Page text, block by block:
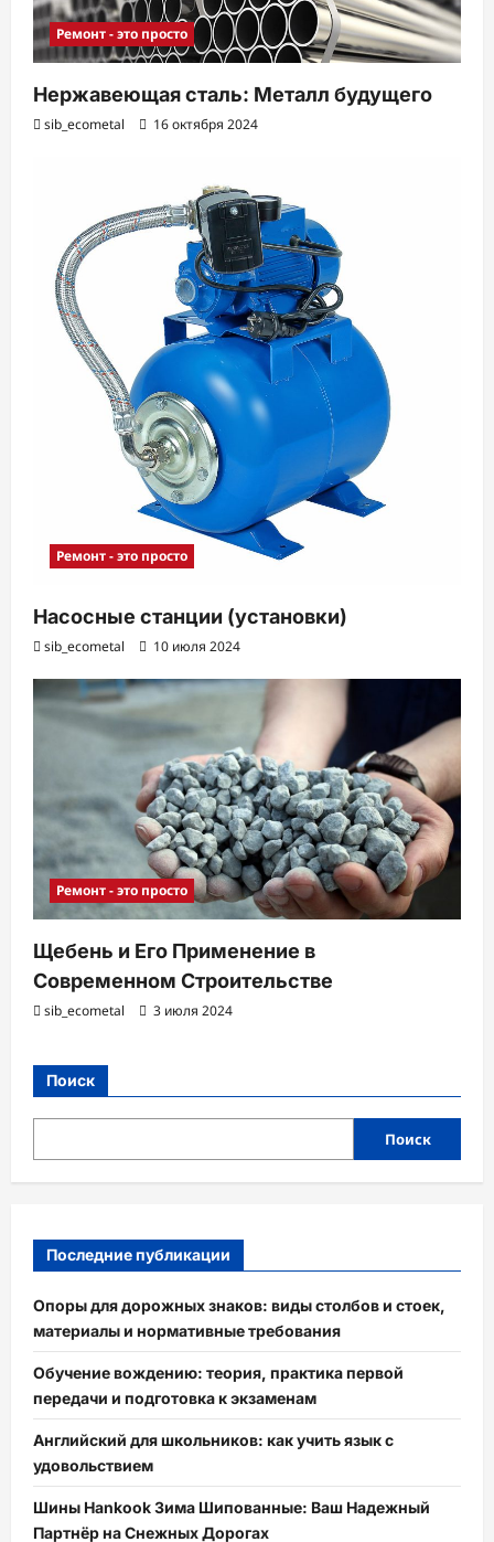
с
и
Ремонт - это просто
Нержавеющая сталь: Металл будущего
sib_ecometal 16 октября 2024
Ремонт - это просто
Насосные станции (установки)
sib_ecometal 10 июля 2024
Ремонт - это просто
Щебень и Его Применение в
Современном Строительстве
sib_ecometal 3 июля 2024
Поиск
Поиск
Последние публикации
Опоры для дорожных знаков: виды столбов и стоек,
материалы и нормативные требования
Обучение вождению: теория, практика первой
передачи и подготовка к экзаменам
Английский для школьников: как учить язык с
удовольствием
Шины Hankook Зима Шипованные: Ваш Надежный
Партнёр на Снежных Дорогах